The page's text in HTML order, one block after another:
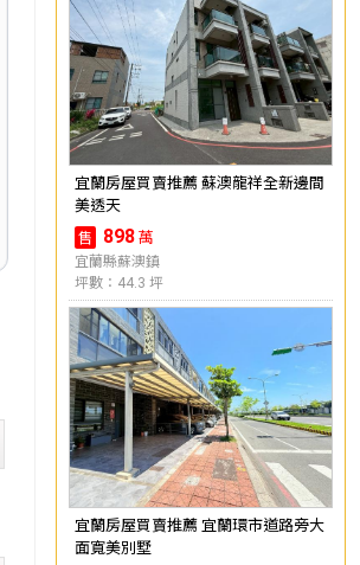
宜蘭房屋買賣推薦 蘇澳龍祥全新邊間
美透天
售 898 萬
宜蘭縣蘇澳鎮
坪數：44.3 坪
宜蘭房屋買賣推薦 宜蘭環市道路旁大
面寬美別墅